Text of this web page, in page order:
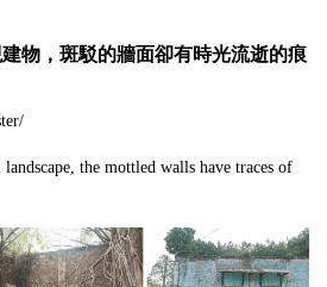
物，斑駁的牆面卻有時光流逝的痕
the mottled walls have traces of